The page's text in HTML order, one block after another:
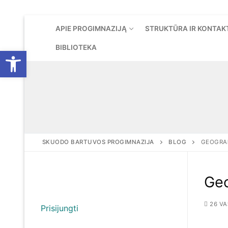
Open toolbar
APIE PROGIMNAZIJĄ STRUKTŪRA IR
BIBLIOTEKA
SKUODO BARTUVOS PROGIMNAZIJA BLOG
26
Prisijungti